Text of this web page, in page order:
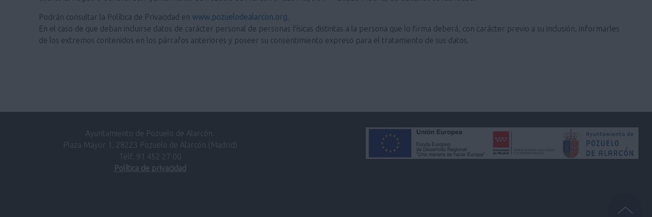
Podrán consultar la Política de Privacidad en www.pozuelodealarcon.org.
En el caso de que deban incluirse datos de carácter personal de personas físicas distintas a la persona que lo firma deberá, con carácter previo a su inclusión, informarles
de los extremos contenidos en los párrafos anteriores y poseer su consentimiento expreso para el tratamiento de sus datos.
Ayuntamiento de Pozuelo de Alarcón.
Plaza Mayor 1, 28223 Pozuelo de Alarcón (Madrid)
Telf. 91 452 27 00
Política de privacidad